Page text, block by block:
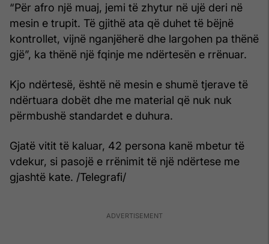
“Për afro një muaj, jemi të zhytur në ujë deri në
mesin e trupit. Të gjithë ata që duhet të bëjnë
kontrollet, vijnë nganjëherë dhe largohen pa thënë
gjë”, ka thënë një fqinje me ndërtesën e rrënuar.
Kjo ndërtesë, është në mesin e shumë tjerave të
ndërtuara dobët dhe me material që nuk nuk
përmbushë standardet e duhura.
Gjatë vitit të kaluar, 42 persona kanë mbetur të
vdekur, si pasojë e rrënimit të një ndërtese me
gjashtë kate. /Telegrafi/